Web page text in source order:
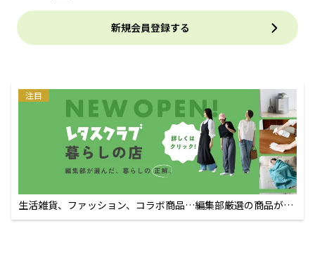
新規会員登録する
注目
生活雑貨、ファッション、コラボ商品…編集部厳選の商品が買
えるECサイト